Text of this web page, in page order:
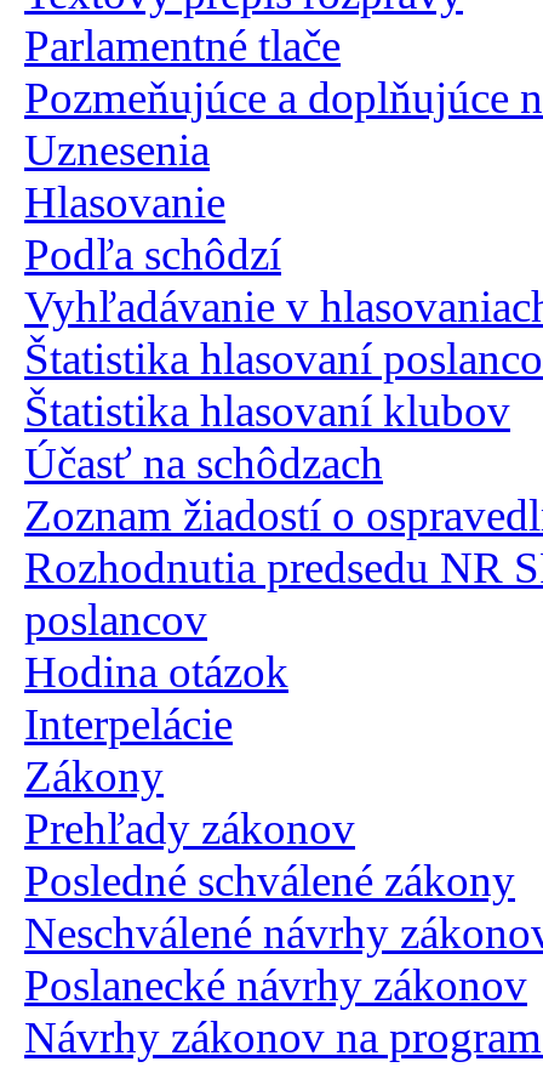
Parlamentné tlače
Pozmeňujúce a doplňujúce
Uznesenia
Hlasovanie
Podľa schôdzí
Vyhľadávanie v
Štatistika hlasovaní
Štatistika hlasovaní klubov
Účasť na schôdzach
Zoznam žiadostí o
Rozhodnutia predsedu NR
poslancov
Hodina otázok
Interpelácie
Zákony
Prehľady zákonov
Posledné schválené zákony
Neschválené návrhy
Poslanecké návrhy zákonov
Návrhy zákonov na